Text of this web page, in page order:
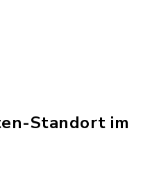
Standort im